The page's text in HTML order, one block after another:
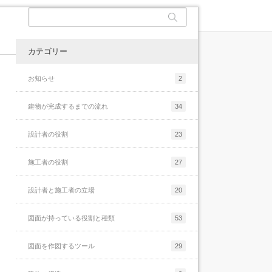
続きを読む
で、解説している私自身の個人的な見解にな
が…それでも建築関連の仕事で長いことご飯
を色々としてきました。運営者である私が知
が下手で長くなってしまいましたが、一応サ
イトとしてはフィニッシュしたつもりでいま
す。時々アクセス数などを確認しています
が、結構たくさんの方に閲覧して頂けるよう
になり、情[...]
続きを読む
最後に
さて、前回までの話では、建物の納まりを検
討していく為のポイントを簡単にまとめてみ
る事に挑戦しましたが、あまり上手くいきま
せんでした。まとめと言いつつも、このまと
めにも概要が必要だと思うくらいに長くなっ
感じになっていますが…ある程度ボリューム
納まりのポイントまとめ-5
□実際の建物を見る事先ほどはスケッチの重
要性について色々と書きましたが、アイソメ
ケッチを描くしか道はありません。これはス
納まりのポイントまとめ-5
カテゴリー
お知らせ 2
建物が完成するまでの流れ 34
設計者の役割 23
施工者の役割 27
設計者と施工者の立場 20
図面が持っている役割と種類 53
図面を作図するツール 29